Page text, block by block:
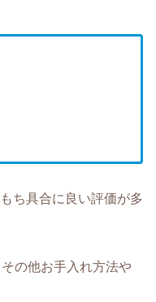
ち具合に良い評価が多
の他お手入れ方法や